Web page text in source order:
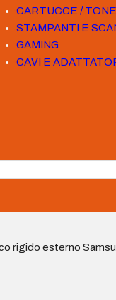
CARTUCCE /
STAMPANTI E
GAMING
CAVI E
rigido esterno